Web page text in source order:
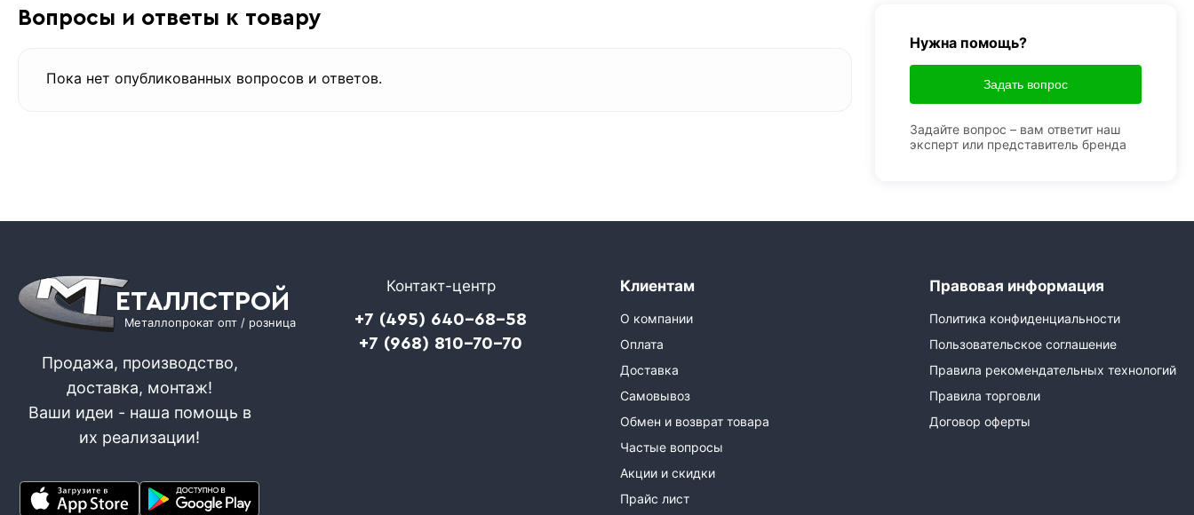
Вопросы и ответы к товару
Пока нет опубликованных вопросов и ответов.
Нужна помощь?
Задать вопрос
Задайте вопрос – вам ответит наш
эксперт или представитель бренда
ЕТАЛЛСТРОЙ
Металлопрокат опт / розница
Продажа, производство,
доставка, монтаж!
Ваши идеи - наша помощь в
их реализации!
Контакт-центр
+7 (495) 640-68-58
+7 (968) 810-70-70
Клиентам
О компании
Оплата
Доставка
Самовывоз
Обмен и возврат товара
Частые вопросы
Акции и скидки
Прайс лист
Правовая информация
Политика конфиденциальности
Пользовательское соглашение
Правила рекомендательных технологий
Правила торговли
Договор оферты